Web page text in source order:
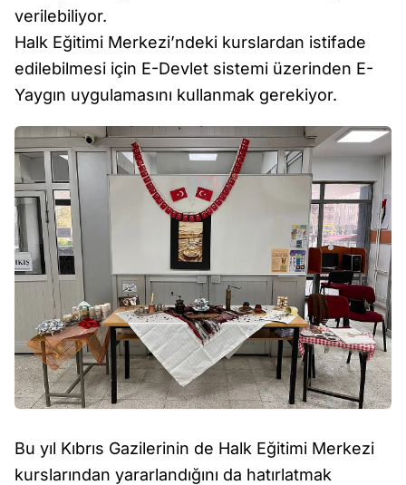
verilebiliyor.
Halk Eğitimi Merkezi’ndeki kurslardan istifade
edilebilmesi için E-Devlet sistemi üzerinden E-
Yaygın uygulamasını kullanmak gerekiyor.
Bu yıl Kıbrıs Gazilerinin de Halk Eğitimi Merkezi
kurslarından yararlandığını da hatırlatmak